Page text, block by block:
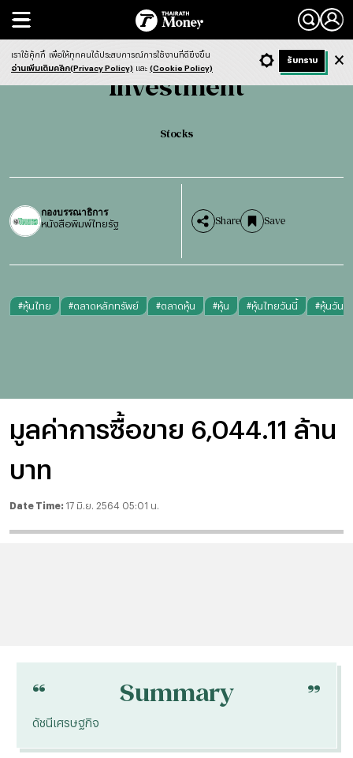
Search
Investment Stocks
Investment
Stocks
กองบรรณาธิการ
หนังสือพิมพ์ไทยรัฐ Share Save
#หุ้นไทย #ตลาดหลักทรัพย์ #ตลาดหุ้น #หุ้น #หุ้นไทยวันนี้ #หุ้นวันนี้
มูลค่าการซื้อขาย 6,044.11 ล้าน
บาท
Date Time: 17 มิ.ย. 2564 05:01 น.
- ก + ก Dark ฟังข่าว
“ Summary “
ดัชนีเศรษฐกิจ
เราใช้คุ้กกี้ เพื่อให้ทุกคนได้ประสบการณ์การใช้งานที่ดียิ่งขึ้น
อ่านเพิ่มเติมคลิก(Privacy Policy) และ (Cookie Policy)
รับทราบ